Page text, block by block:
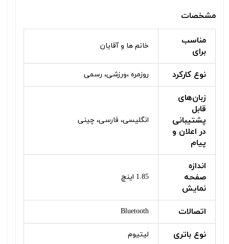
مشخصات
مناسب
برای
خانم ها و آقایان
نوع کارکرد روزمره ،ورزشی، رسمی
زبان‌های
قابل
پشتیبانی
در اعلان و
پیام
انگلیسی، فارسی، چینی
اندازه
صفحه
نمایش
1.85 اینچ
اتصالات Bluetooth
نوع باتری لیتیوم